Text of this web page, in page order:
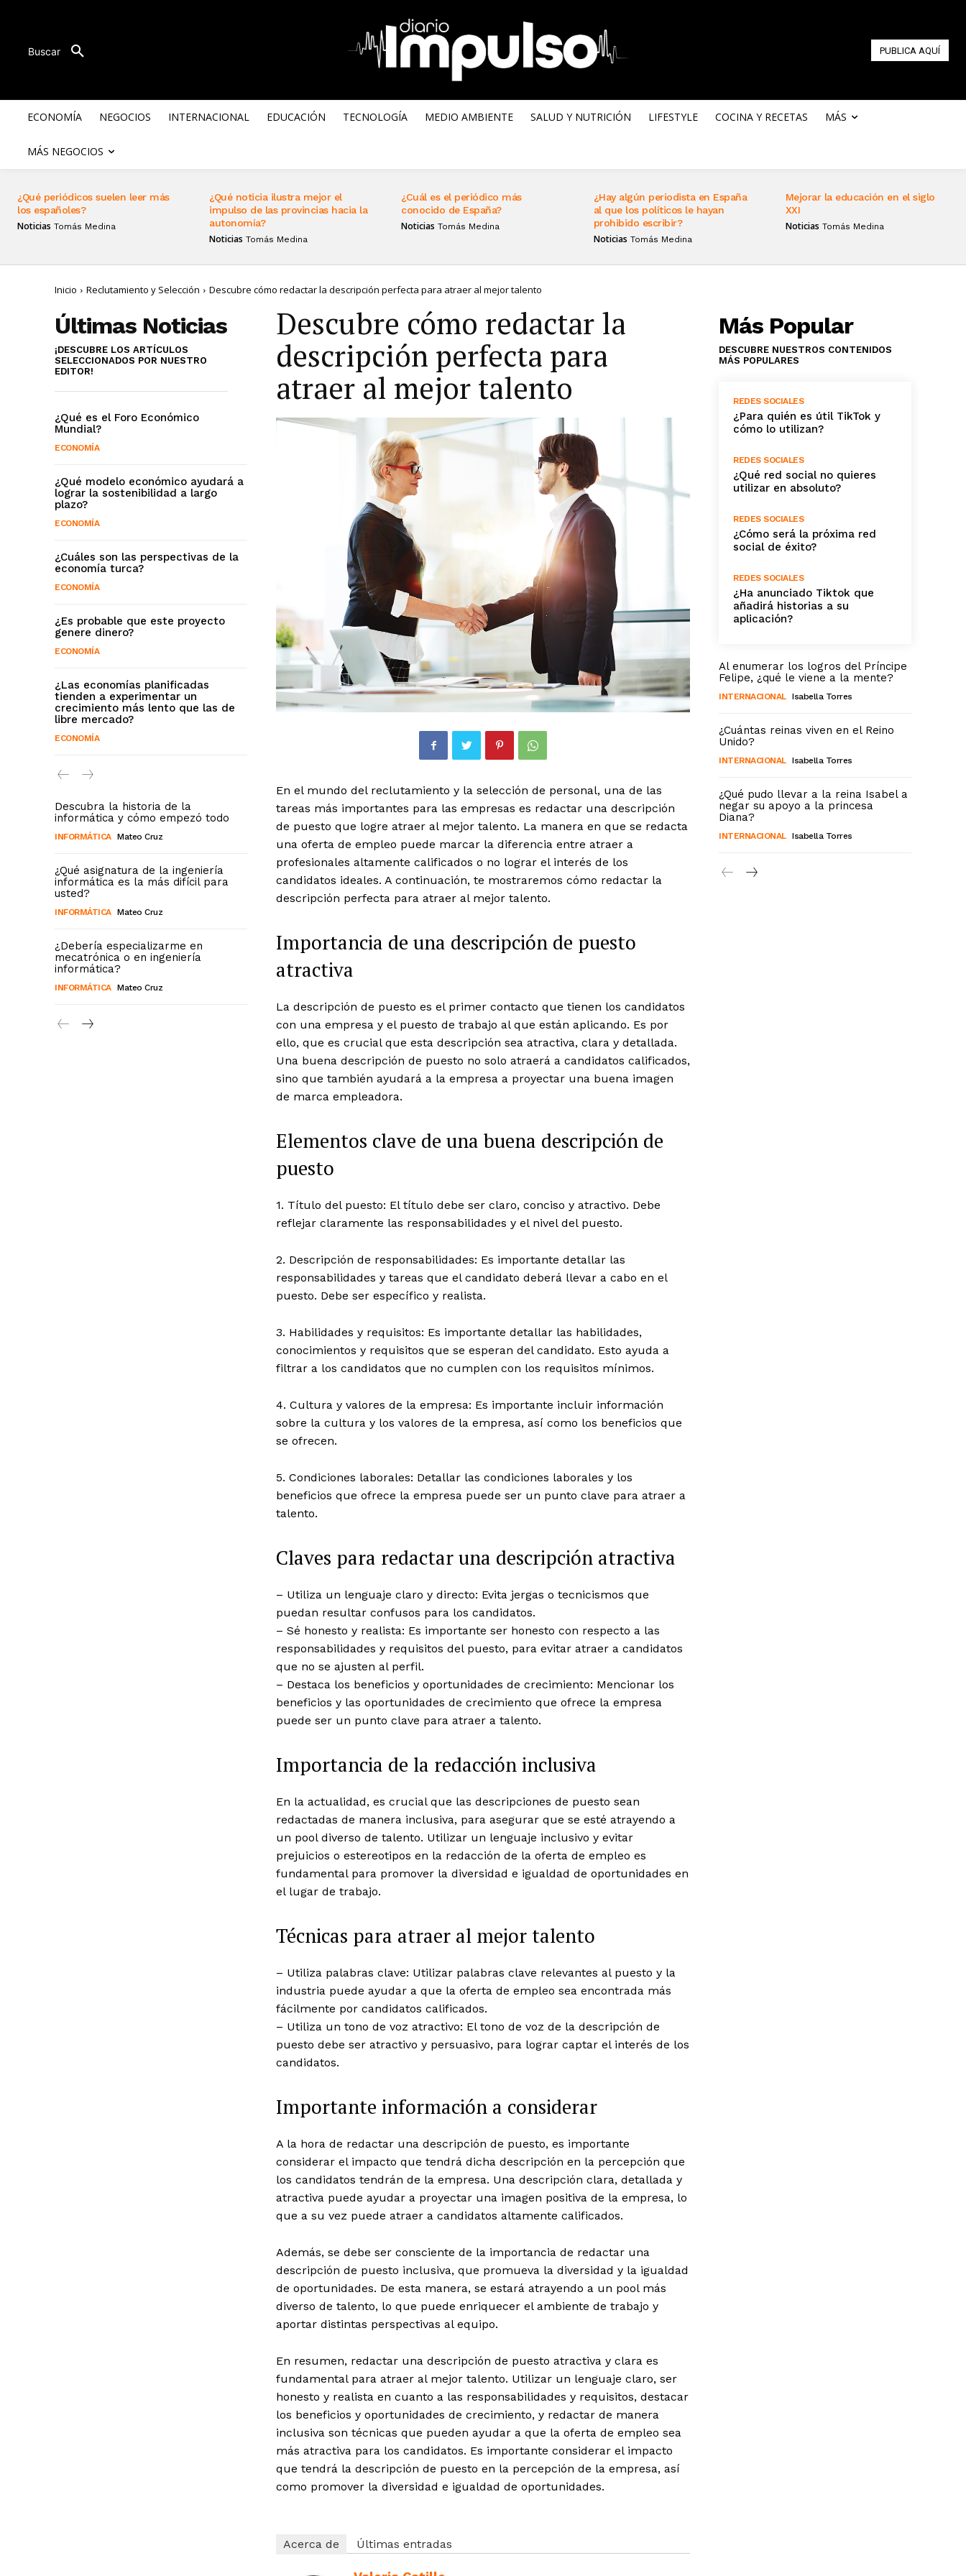
Buscar PUBLICA AQUÍ
ECONOMÍA NEGOCIOS INTERNACIONAL EDUCACIÓN TECNOLOGÍA MEDIO AMBIENTE SALUD Y NUTRICIÓN LIFESTYLE COCINA Y RECETAS MÁS
MÁS NEGOCIOS
¿Qué periódicos suelen leer más
los españoles?
Noticias Tomás Medina
¿Qué noticia ilustra mejor el
impulso de las provincias hacia la
autonomía?
Noticias Tomás Medina
¿Cuál es el periódico más
conocido de España?
Noticias Tomás Medina
¿Hay algún periodista en España
al que los políticos le hayan
prohibido escribir?
Noticias Tomás Medina
Mejorar la educación en el siglo
XXI
Noticias Tomás Medina
Inicio Reclutamiento y Selección Descubre cómo redactar la descripción perfecta para atraer al mejor talento
Últimas Noticias
¡DESCUBRE LOS ARTÍCULOS
SELECCIONADOS POR NUESTRO
EDITOR!
¿Qué es el Foro Económico
Mundial?
ECONOMÍA
¿Qué modelo económico ayudará a
lograr la sostenibilidad a largo
plazo?
ECONOMÍA
¿Cuáles son las perspectivas de la
economía turca?
ECONOMÍA
¿Es probable que este proyecto
genere dinero?
ECONOMÍA
¿Las economías planificadas
tienden a experimentar un
crecimiento más lento que las de
libre mercado?
ECONOMÍA
Descubra la historia de la
informática y cómo empezó todo
INFORMÁTICA Mateo Cruz
¿Qué asignatura de la ingeniería
informática es la más difícil para
usted?
INFORMÁTICA Mateo Cruz
¿Debería especializarme en
mecatrónica o en ingeniería
informática?
INFORMÁTICA Mateo Cruz
Descubre cómo redactar la
descripción perfecta para
atraer al mejor talento
En el mundo del reclutamiento y la selección de personal, una de las
tareas más importantes para las empresas es redactar una descripción
de puesto que logre atraer al mejor talento. La manera en que se redacta
una oferta de empleo puede marcar la diferencia entre atraer a
profesionales altamente calificados o no lograr el interés de los
candidatos ideales. A continuación, te mostraremos cómo redactar la
descripción perfecta para atraer al mejor talento.
Importancia de una descripción de puesto
atractiva
La descripción de puesto es el primer contacto que tienen los candidatos
con una empresa y el puesto de trabajo al que están aplicando. Es por
ello, que es crucial que esta descripción sea atractiva, clara y detallada.
Una buena descripción de puesto no solo atraerá a candidatos calificados,
sino que también ayudará a la empresa a proyectar una buena imagen
de marca empleadora.
Elementos clave de una buena descripción de
puesto
1. Título del puesto: El título debe ser claro, conciso y atractivo. Debe
reflejar claramente las responsabilidades y el nivel del puesto.
2. Descripción de responsabilidades: Es importante detallar las
responsabilidades y tareas que el candidato deberá llevar a cabo en el
puesto. Debe ser específico y realista.
3. Habilidades y requisitos: Es importante detallar las habilidades,
conocimientos y requisitos que se esperan del candidato. Esto ayuda a
filtrar a los candidatos que no cumplen con los requisitos mínimos.
4. Cultura y valores de la empresa: Es importante incluir información
sobre la cultura y los valores de la empresa, así como los beneficios que
se ofrecen.
5. Condiciones laborales: Detallar las condiciones laborales y los
beneficios que ofrece la empresa puede ser un punto clave para atraer a
talento.
Claves para redactar una descripción atractiva
– Utiliza un lenguaje claro y directo: Evita jergas o tecnicismos que
puedan resultar confusos para los candidatos.
– Sé honesto y realista: Es importante ser honesto con respecto a las
responsabilidades y requisitos del puesto, para evitar atraer a candidatos
que no se ajusten al perfil.
– Destaca los beneficios y oportunidades de crecimiento: Mencionar los
beneficios y las oportunidades de crecimiento que ofrece la empresa
puede ser un punto clave para atraer a talento.
Importancia de la redacción inclusiva
En la actualidad, es crucial que las descripciones de puesto sean
redactadas de manera inclusiva, para asegurar que se esté atrayendo a
un pool diverso de talento. Utilizar un lenguaje inclusivo y evitar
prejuicios o estereotipos en la redacción de la oferta de empleo es
fundamental para promover la diversidad e igualdad de oportunidades en
el lugar de trabajo.
Técnicas para atraer al mejor talento
– Utiliza palabras clave: Utilizar palabras clave relevantes al puesto y la
industria puede ayudar a que la oferta de empleo sea encontrada más
fácilmente por candidatos calificados.
– Utiliza un tono de voz atractivo: El tono de voz de la descripción de
puesto debe ser atractivo y persuasivo, para lograr captar el interés de los
candidatos.
Importante información a considerar
A la hora de redactar una descripción de puesto, es importante
considerar el impacto que tendrá dicha descripción en la percepción que
los candidatos tendrán de la empresa. Una descripción clara, detallada y
atractiva puede ayudar a proyectar una imagen positiva de la empresa, lo
que a su vez puede atraer a candidatos altamente calificados.
Además, se debe ser consciente de la importancia de redactar una
descripción de puesto inclusiva, que promueva la diversidad y la igualdad
de oportunidades. De esta manera, se estará atrayendo a un pool más
diverso de talento, lo que puede enriquecer el ambiente de trabajo y
aportar distintas perspectivas al equipo.
En resumen, redactar una descripción de puesto atractiva y clara es
fundamental para atraer al mejor talento. Utilizar un lenguaje claro, ser
honesto y realista en cuanto a las responsabilidades y requisitos, destacar
los beneficios y oportunidades de crecimiento, y redactar de manera
inclusiva son técnicas que pueden ayudar a que la oferta de empleo sea
más atractiva para los candidatos. Es importante considerar el impacto
que tendrá la descripción de puesto en la percepción de la empresa, así
como promover la diversidad e igualdad de oportunidades.
Acerca de Últimas entradas
Más Popular
DESCUBRE NUESTROS CONTENIDOS
MÁS POPULARES
REDES SOCIALES
¿Para quién es útil TikTok y
cómo lo utilizan?
REDES SOCIALES
¿Qué red social no quieres
utilizar en absoluto?
REDES SOCIALES
¿Cómo será la próxima red
social de éxito?
REDES SOCIALES
¿Ha anunciado Tiktok que
añadirá historias a su
aplicación?
Al enumerar los logros del Príncipe
Felipe, ¿qué le viene a la mente?
INTERNACIONAL Isabella Torres
¿Cuántas reinas viven en el Reino
Unido?
INTERNACIONAL Isabella Torres
¿Qué pudo llevar a la reina Isabel a
negar su apoyo a la princesa
Diana?
INTERNACIONAL Isabella Torres